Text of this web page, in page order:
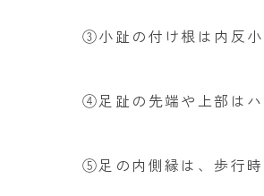
③小趾の付け根は内反小
④足趾の先端や上部はハ
⑤足の内側縁は、歩行時